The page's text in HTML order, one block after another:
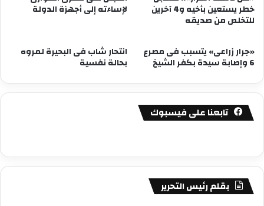
خطر يستعين بأخيه و4 آخرين
للتخلص من صديقه
لإساءته إلى أجهزة الدولة
«جرار زراعى» يتسبب فى مصرع
6 وإصابة سيدة بكفر الشيخ
انتحار شاب فى البحيرة لمروه
بحالة نفسية
تابعنا على فيسبوك
بقلم رئيس التحرير